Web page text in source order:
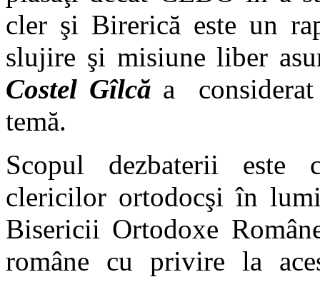
cler şi Birerică este un
slujire şi misiune liber
Costel Gîlcă a considerat
temă.
Scopul dezbaterii este
clericilor ortodocşi în
Bisericii Ortodoxe
române cu privire la